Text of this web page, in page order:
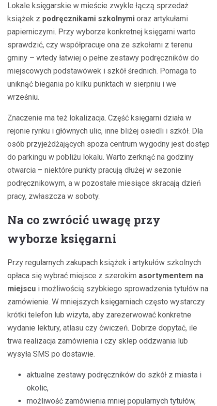
Lokale księgarskie w mieście zwykle łączą sprzedaż
książek z podręcznikami szkolnymi oraz artykułami
papierniczymi. Przy wyborze konkretnej księgarni warto
sprawdzić, czy współpracuje ona ze szkołami z terenu
gminy – wtedy łatwiej o pełne zestawy podręczników do
miejscowych podstawówek i szkół średnich. Pomaga to
uniknąć biegania po kilku punktach w sierpniu i we
wrześniu.
Znaczenie ma też lokalizacja. Część księgarni działa w
rejonie rynku i głównych ulic, inne bliżej osiedli i szkół. Dla
osób przyjeżdżających spoza centrum wygodny jest dostęp
do parkingu w pobliżu lokalu. Warto zerknąć na godziny
otwarcia – niektóre punkty pracują dłużej w sezonie
podręcznikowym, a w pozostałe miesiące skracają dzień
pracy, zwłaszcza w soboty.
Na co zwrócić uwagę przy
wyborze księgarni
Przy regularnych zakupach książek i artykułów szkolnych
opłaca się wybrać miejsce z szerokim asortymentem na
miejscu i możliwością szybkiego sprowadzenia tytułów na
zamówienie. W mniejszych księgarniach często wystarczy
krótki telefon lub wizyta, aby zarezerwować konkretne
wydanie lektury, atlasu czy ćwiczeń. Dobrze dopytać, ile
trwa realizacja zamówienia i czy sklep oddzwania lub
wysyła SMS po dostawie.
aktualne zestawy podręczników do szkół z miasta i
okolic,
możliwość zamówienia mniej popularnych tytułów,